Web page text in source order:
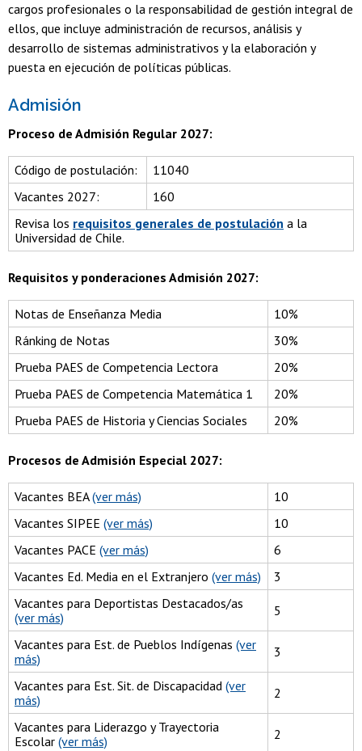
cargos profesionales o la responsabilidad de gestión integral de
ellos, que incluye administración de recursos, análisis y
desarrollo de sistemas administrativos y la elaboración y
puesta en ejecución de políticas públicas.
Admisión
Proceso de Admisión Regular 2027:
Código de postulación:
11040
Vacantes 2027:
160
Revisa los requisitos generales de postulación a la
Universidad de Chile.
Requisitos y ponderaciones Admisión 2027:
Notas de Enseñanza Media
10%
Ránking de Notas
30%
Prueba PAES de Competencia Lectora
20%
Prueba PAES de Competencia Matemática 1
20%
Prueba PAES de Historia y Ciencias Sociales
20%
Procesos de Admisión Especial 2027:
Vacantes BEA(ver más)
10
Vacantes SIPEE (ver más)
10
Vacantes PACE (ver más)
6
Vacantes Ed. Media en el Extranjero (ver más)
3
Vacantes para Deportistas Destacados/as
(ver más)
5
Vacantes para Est. de Pueblos Indígenas (ver
más)
3
Vacantes para Est. Sit. de Discapacidad (ver
más)
2
Vacantes para Liderazgo y Trayectoria
Escolar (ver más) 2